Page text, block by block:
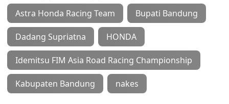
Astra Honda Racing Team Bupati Bandung
Dadang Supriatna HONDA
Idemitsu FIM Asia Road Racing Championship
Kabupaten Bandung nakes